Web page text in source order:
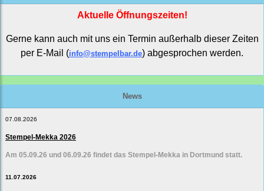
Aktuelle Öffnungszeiten!
Gerne kann auch mit uns ein Termin außerhalb dieser Zeiten
per E-Mail (info@stempelbar.de) abgesprochen werden.
News
07.08.2026
Stempel-Mekka 2026
Am 05.09.26 und 06.09.26 findet das Stempel-Mekka in Dortmund statt.
11.07.2026